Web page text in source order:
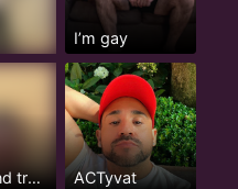
I’m gay
Peace and tranquillity ACTyvat